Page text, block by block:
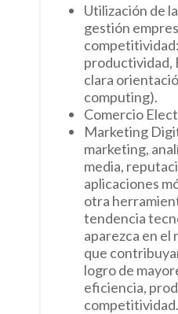
Utilización de
gestión
productividad,
clara
computing).
Comercio
Marketing
marketing,
media,
aplicaciones
otra
tendencia
aparezca en el
que
logro de
eficiencia,
competitividad.